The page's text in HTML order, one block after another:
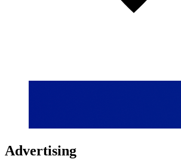
Advertising